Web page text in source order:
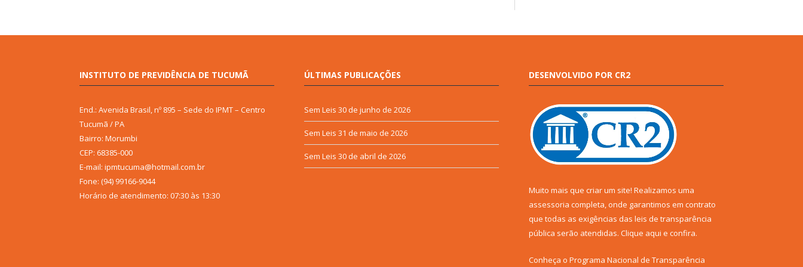
INSTITUTO DE PREVIDÊNCIA DE TUCUMÃ
End.: Avenida Brasil, nº 895 – Sede do IPMT – Centro
Tucumã / PA
Bairro: Morumbi
CEP: 68385-000
E-mail: ipmtucuma@hotmail.com.br
Fone: (94) 99166-9044
Horário de atendimento: 07:30 às 13:30
ÚLTIMAS PUBLICAÇÕES
Sem Leis 30 de junho de 2026
Sem Leis 31 de maio de 2026
Sem Leis 30 de abril de 2026
DESENVOLVIDO POR CR2
Muito mais que criar um site! Realizamos uma
assessoria completa, onde garantimos em contrato
que todas as exigências das leis de transparência
pública serão atendidas. Clique aqui e confira.
Conheça o Programa Nacional de Transparência